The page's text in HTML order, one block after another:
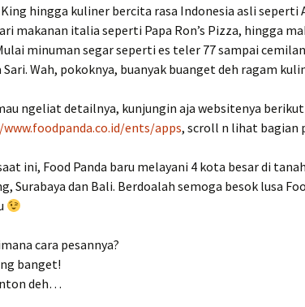
hingga kuliner bercita rasa Indonesia asli seperti
makanan italia seperti Papa Ron’s Pizza, hingga
minuman segar seperti es teler 77 sampai
Wah, pokoknya, buanyak buanget deh ragam
ngeliat detailnya, kunjungin aja websitenya
ents/apps, scroll n lihat bagian
ini, Food Panda baru melayani 4 kota besar di
Surabaya dan Bali. Berdoalah semoga besok lusa
cara pesannya?
banget!
deh…